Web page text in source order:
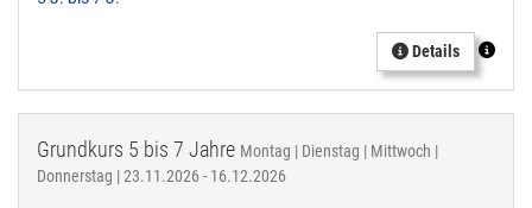
Details
Grundkurs 5 bis 7 Jahre Montag | Dienstag | Mittwoch |
Donnerstag | 23.11.2026 - 16.12.2026